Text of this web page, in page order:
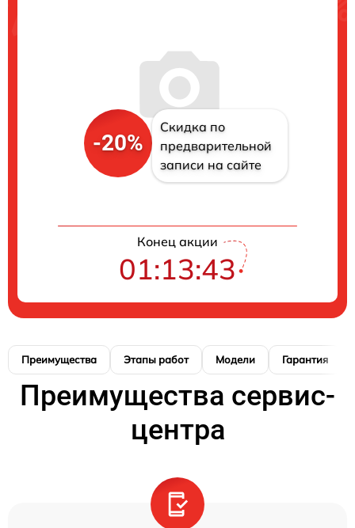
-20%
Скидка по
предварительной
записи на сайте
Конец акции
01:13:42
Преимущества Этапы работ Модели Гарантия
Преимущества сервис-
центра